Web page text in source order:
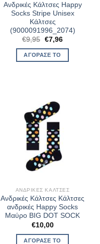
Ανδρικές Κάλτσες Happy
Socks Stripe Unisex
Κάλτσες
(9000091996_2074)
€9,95 Original
was:
€9,95.
€7,96Η
ΑΓΌΡΑΣΈ ΤΟ
ΑΝΔΡΙΚΈΣ ΚΆΛΤΣΕΣ
Ανδρικές Κάλτσες Κάλτσες
ανδρικές Happy Socks
Μαύρο BIG DOT SOCK
€10,00
ΑΓΌΡΑΣΈ ΤΟ